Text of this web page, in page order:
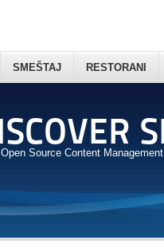
Open Source Content Management
SMEŠTAJ RESTORANI